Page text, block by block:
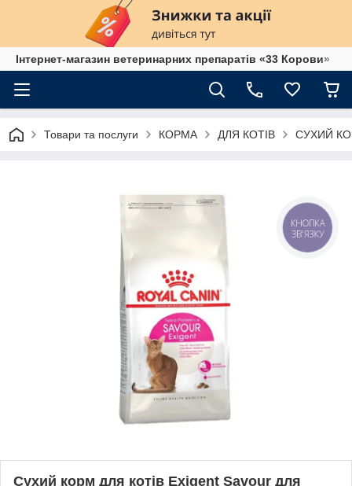
Інтернет-магазин ветеринарних препаратів «33 Корови»
Товари та послуги КОРМА ДЛЯ КОТІВ СУХИЙ
Сухий корм для котів Exigent Savour для
КНОПКА
ЗВ'ЯЗКУ